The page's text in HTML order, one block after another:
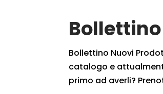
Bollettino
Bollettino Nuovi
catalogo e
primo ad averli?